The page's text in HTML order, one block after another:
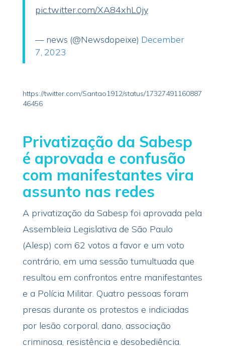
pic.twitter.com/XA84xhL0jy
— news (@Newsdopeixe) December
7, 2023
https://twitter.com/Santao1912/status/17327491160887
46456
Privatização da Sabesp
é aprovada e confusão
com manifestantes vira
assunto nas redes
A privatização da Sabesp foi aprovada pela
Assembleia Legislativa de São Paulo
(Alesp) com 62 votos a favor e um voto
contrário, em uma sessão tumultuada que
resultou em confrontos entre manifestantes
e a Polícia Militar. Quatro pessoas foram
presas durante os protestos e indiciadas
por lesão corporal, dano, associação
criminosa, resistência e desobediência.